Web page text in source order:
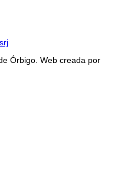
Órbigo. Web creada por